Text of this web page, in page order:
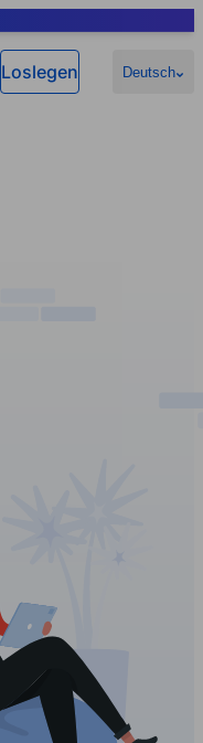
Loslegen Deutsch